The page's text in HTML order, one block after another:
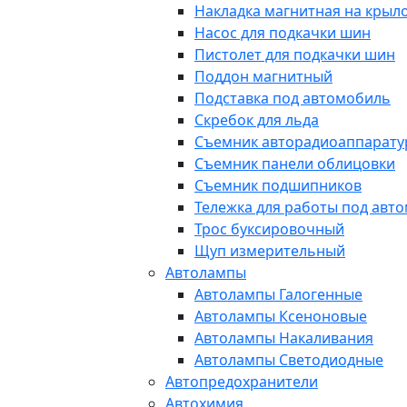
Накладка магнитная на
Насос для подкачки шин
Пистолет для подкачки шин
Поддон магнитный
Подставка под автомобиль
Скребок для льда
Съемник
Съемник панели облицовки
Съемник подшипников
Тележка для работы под
Трос буксировочный
Щуп измерительный
Автолампы
Автолампы Галогенные
Автолампы Ксеноновые
Автолампы Накаливания
Автолампы Светодиодные
Автопредохранители